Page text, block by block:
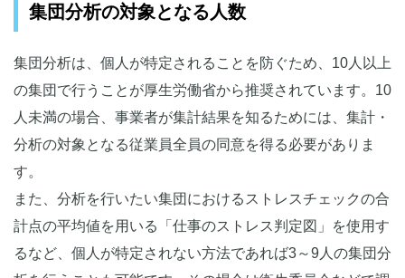
集団分析の対象となる人数
集団分析は、個人が特定されることを防ぐため、10人以上
の集団で行うことが厚生労働省から推奨されています。10
人未満の場合、事業者が集計結果を知るためには、集計・
分析の対象となる従業員全員の同意を得る必要がありま
す。
また、分析を行いたい集団におけるストレスチェックの合
計点の平均値を用いる「仕事のストレス判定図」を使用す
るなど、個人が特定されない方法であれば3～9人の集団分